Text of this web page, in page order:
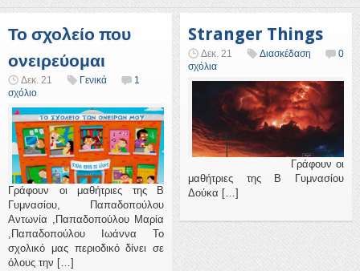
Το σχολείο που
ονειρεύομαι
Δεκ. 21 Γενικά
1
σχόλιο
Γράφουν οι μαθήτριες της Β
Γυμνασίου, Παπαδοπούλου
Αντωνία ,Παπαδοπούλου Μαρία
,Παπαδοπούλου Ιωάννα Το
σχολικό μας περιοδικό δίνει σε
όλους την […]
Stranger Things
Δεκ. 21 Διασκέδαση
0
σχόλια
Γράφουν οι
μαθήτριες της Β Γυμνασίου
Δούκα […]